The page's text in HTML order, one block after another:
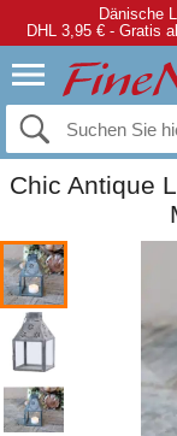
Dänische
DHL 3,95 € - Gratis
Chic Antique